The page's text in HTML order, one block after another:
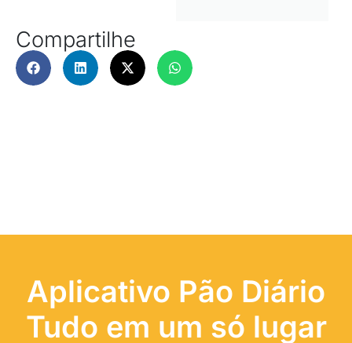
Compartilhe
Aplicativo Pão Diário
Tudo em um só lugar